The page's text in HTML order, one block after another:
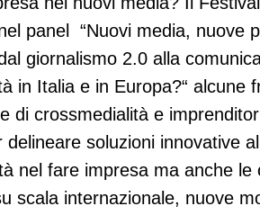
panel “Nuovi media, nuove
giornalismo 2.0 alla
in Italia e in Europa?“ alcune
di crossmedialità e
delineare soluzioni innovative
nel fare impresa ma anche
scala internazionale, nuove